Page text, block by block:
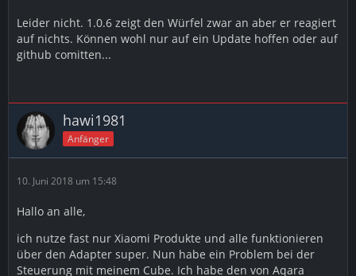
Tom
Tolles Forum, hab schon viel gelesen und jetzt musste
ich dann doch mal was fragen...
Edit on
ist bereits auf GitHub gemeldet und derzeit wohl nicht
zu beheben... stay tuned.
Edit 2 on
1.0.6 (2018-05-26)
(bluefox) Added new Aqara cube sensor
Edit 3 on
Leider nicht. 1.0.6 zeigt den Würfel zwar an aber er reagiert
auf nichts. Können wohl nur auf ein Update hoffen oder auf
github comitten...
hawi1981
Anfänger
10. Juni 2018 um 15:48
Hallo an alle,
ich nutze fast nur Xiaomi Produkte und alle funktionieren
über den Adapter super. Nun habe ein Problem bei der
Steuerung mit meinem Cube. Ich habe den von Aqara